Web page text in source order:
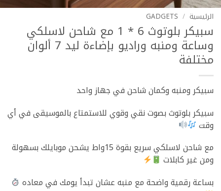
Add to
الرئيسية GADGETS
سبيكر بلوتوث 6 * 1 مع شاحن لاسلكي
وساعة ومنبه وراديو بإضاءة ليد 7 ألوان
مختلفة
سبيكر ومنبه وكمان شاحن في جهاز واحد
سبيكر بلوتوث بصوت نقي وقوي للاستمتاع بالموسيقى في أي
وقت
مع شاحن لاسلكي سريع بقوة 15واط يشحن موبايلك بسهولة
ومن غير كابلات
بساعة رقمية واضحة مع منبه عشان تبدأ يومك في معاده